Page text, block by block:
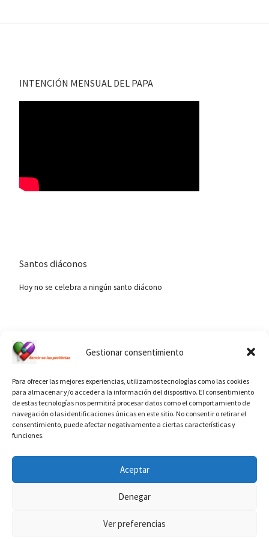
Gestionar consentimiento
Para ofrecer las mejores experiencias, utilizamos tecnologías como las cookies
para almacenar y/o acceder a la información del dispositivo. El consentimiento
de estas tecnologías nos permitirá procesar datos como el comportamiento de
navegación o las identificaciones únicas en este sitio. No consentir o retirar el
consentimiento, puede afectar negativamente a ciertas características y
funciones.
Aceptar
Denegar
Ver preferencias
INTENCIÓN MENSUAL DEL PAPA
Santos diáconos
Hoy no se celebra a ningún santo diácono
Diaconado permanente– Todos los derechos reservados